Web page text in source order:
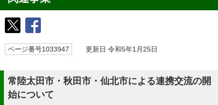
ページ番号1033947 更新日 令和5年1月25日
常陸太田市・秋田市・仙北市による連携交流の開
始について